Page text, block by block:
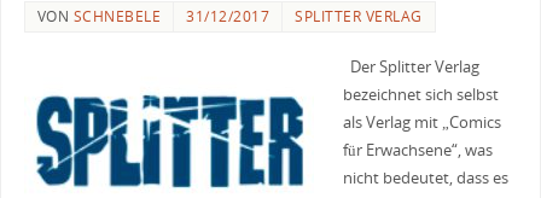
VON SCHNEBELE 31/12/2017 SPLITTER VERLAG
Der Splitter Verlag
bezeichnet sich selbst
als Verlag mit „Comics
für Erwachsene“, was
nicht bedeutet, dass es